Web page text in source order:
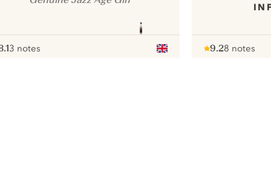
3 notes
9.28 notes